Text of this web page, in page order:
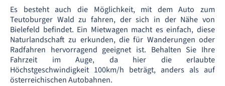
Es besteht auch die Möglichkeit, mit dem Auto zum
Teutoburger Wald zu fahren, der sich in der Nähe von
Bielefeld befindet. Ein Mietwagen macht es einfach, diese
Naturlandschaft zu erkunden, die für Wanderungen oder
Radfahren hervorragend geeignet ist. Behalten Sie Ihre
Fahrzeit im Auge, da hier die erlaubte
Höchstgeschwindigkeit 100km/h beträgt, anders als auf
österreichischen Autobahnen.